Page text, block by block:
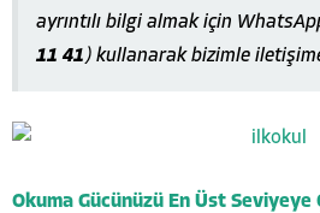
ayrıntılı bilgi almak için
11 41) kullanarak bizimle
Okuma Gücünüzü En Üst Seviyeye